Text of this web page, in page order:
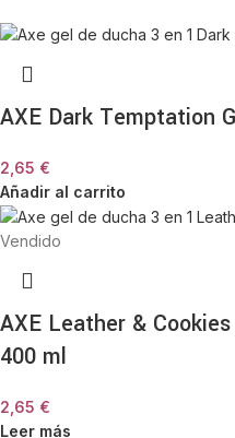
AXE Dark Temptation
2,65 €
Añadir al carrito
Vendido
AXE Leather &
400 ml
2,65 €
Leer más